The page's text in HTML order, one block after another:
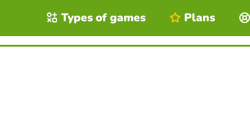
Types of games Plans